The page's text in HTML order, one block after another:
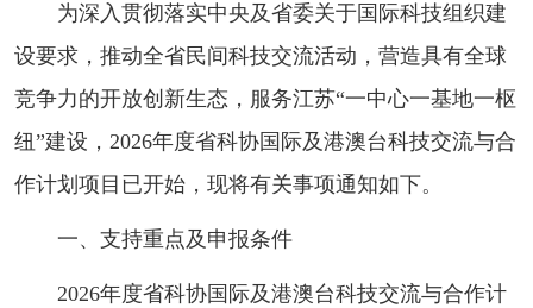
为深入贯彻落实中央及省委关于国际科技组织建
设要求，推动全省民间科技交流活动，营造具有全球
竞争力的开放创新生态，服务江苏“一中心一基地一枢
纽”建设，2026年度省科协国际及港澳台科技交流与合
作计划项目已开始，现将有关事项通知如下。
一、支持重点及申报条件
2026年度省科协国际及港澳台科技交流与合作计